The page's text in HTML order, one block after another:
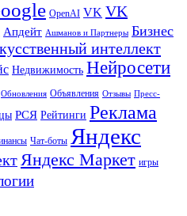
OpenAI VK VK
Апдейт Ашманов и Партнеры Бизнес
интеллект
Недвижимость Нейросети
Обновления Объявления Отзывы Пресс-
РСЯ Рейтинги Реклама
Чат-боты Яндекс
Яндекс Маркет игры